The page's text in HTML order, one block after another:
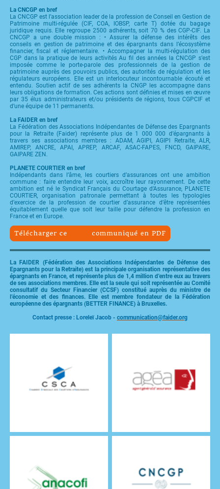
La CNCGP en bref
La CNCGP est l’association leader de la profession de Conseil en Gestion de
Patrimoine multi-régulée (CIF, COA, IOBSP, carte T) dotée du bagage
juridique requis. Elle regroupe 2500 adhérents, soit 70 % des CGP-CIF. La
CNCGP a une double mission : • Assurer la défense des intérêts des
conseils en gestion de patrimoine et des épargnants dans l’écosystème
financier, fiscal et réglementaire. • Accompagner la multi-régulation des
CGP dans la pratique de leurs activités Au fil des années la CNCGP s’est
imposée comme le porte-parole des professionnels de la gestion de
patrimoine auprès des pouvoirs publics, des autorités de régulation et les
régulateurs européens. Elle est un interlocuteur incontournable écouté et
entendu. Soutien actif de ses adhérents la CNGP les accompagne dans
leurs obligations de formation. Ces actions sont définies et mises en œuvre
par 35 élus administrateurs et/ou présidents de régions, tous CGPCIF et
d’une équipe de 11 permanents.
La FAIDER en bref
La Fédération des Associations Indépendantes de Défense des Epargnants
pour la Retraite (Faider) représente plus de 1 000 000 d’épargnants à
travers ses associations membres : ADAM, AGIPI, AGIPI Retraite, ALR,
AMIREP, ANCRE, APAI, APREP, ARCAF, ASAC-FAPES, FNCD, GAIPARE,
GAIPARE ZEN.
PLANETE COURTIER en bref
Indépendants dans l’âme, les courtiers d’assurances ont une ambition
commune : faire entendre leur voix, accroître leur rayonnement. De cette
ambition est né le Syndicat Français du Courtage d’Assurance, PLANETE
COURTIER, organisation patronale permettant à toutes les typologies
d’exercice de la profession de courtier d’assurance d’être représentées
équitablement quelle que soit leur taille pour défendre la profession en
France et en Europe.
Télécharger ce communiqué en PDF
La FAIDER (Fédération des Associations Indépendantes de Défense des
Epargnants pour la Retraite) est la principale organisation représentative des
épargnants en France, et représente plus de 1,4 million d’entre eux au travers
de ses associations membres. Elle est la seule qui soit représentée au Comité
consultatif du Secteur Financier (CCSF) constitué auprès du ministre de
l’économie et des finances. Elle est membre fondateur de la Fédération
européenne des épargnants (BETTER FINANCE) à Bruxelles.
Contact presse : Loreleï Jacob - communication@faider.org